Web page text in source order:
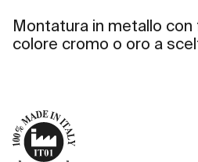
Montatura in metallo con
colore cromo o oro a